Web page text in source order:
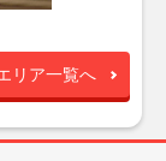
リア一覧へ